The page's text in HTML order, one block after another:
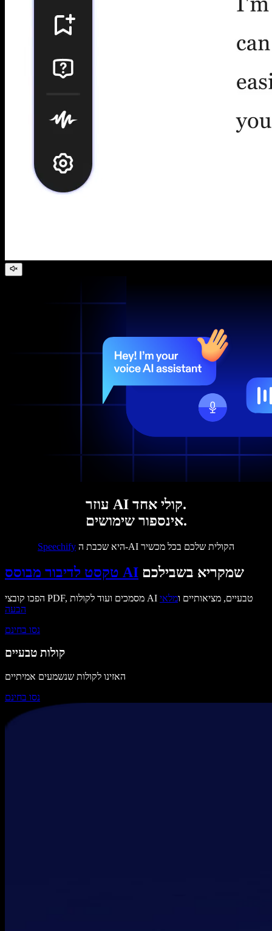
עוזר AI קולי אחד.
אינספור שימושים.
Speechify היא שכבת ה-AI הקולית שלכם בכל מכשיר
טקסט לדיבור מבוסס AI שמקריא בשבילכם
הפכו קובצי PDF, מסמכים ועוד לקולות AI טבעיים, מציאותיים ומלאי
הבעה
נסו בחינם
קולות טבעיים
האזינו לקולות שנשמעים אמיתיים
נסו בחינם